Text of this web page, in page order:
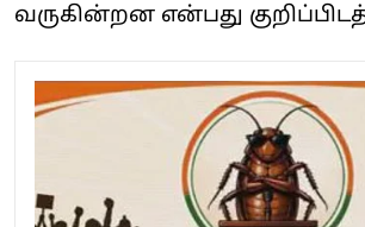
வருகின்றன என்பது